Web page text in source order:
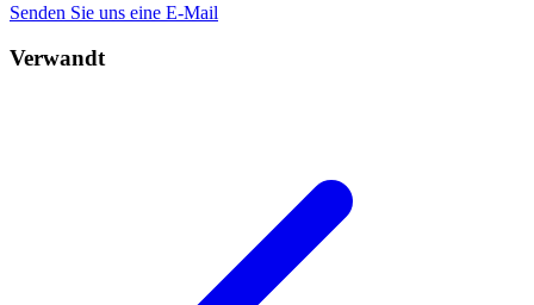
Senden Sie uns eine E-Mail
Verwandt